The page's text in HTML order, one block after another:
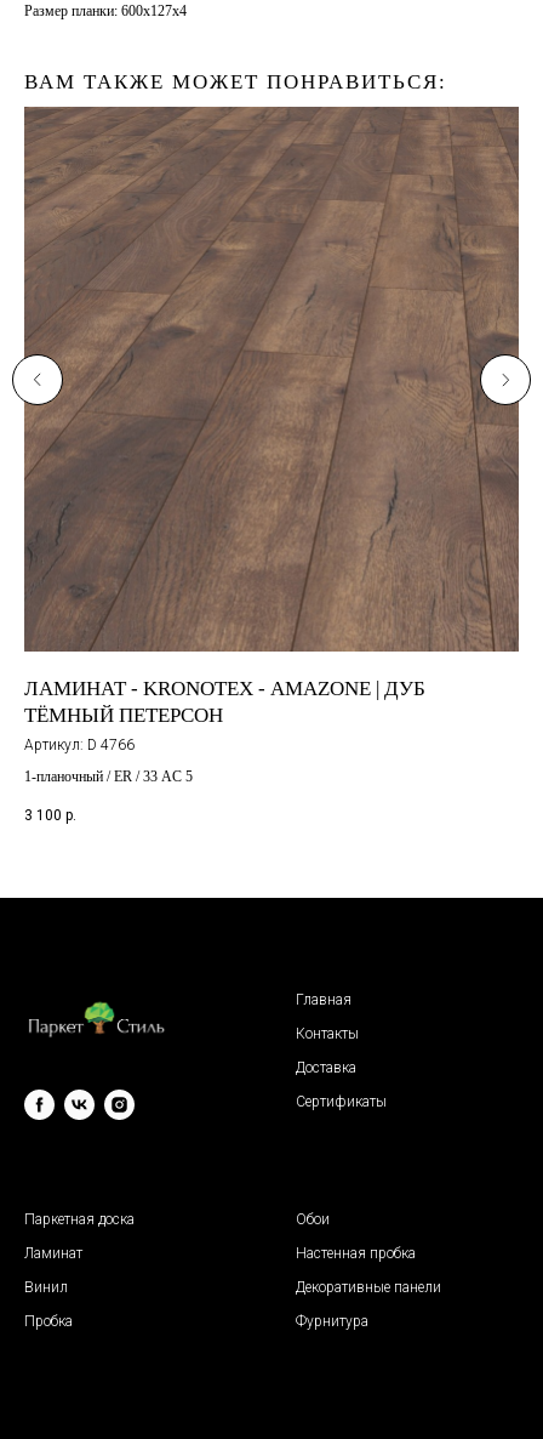
Размер планки: 600x127x4
ВАМ ТАКЖЕ МОЖЕТ ПОНРАВИТЬСЯ:
ЛАМИНАТ - KRONOTEX - AMAZONE | ДУБ
ТЁМНЫЙ ПЕТЕРСОН
Артикул: D 4766
1-планочный / ER / 33 AC 5
3 100 р.
Главная
Контакты
Доставка
Сертификаты
Паркетная доска
Ламинат
Винил
Пробка
Обои
Настенная пробка
Декоративные панели
Фурнитура